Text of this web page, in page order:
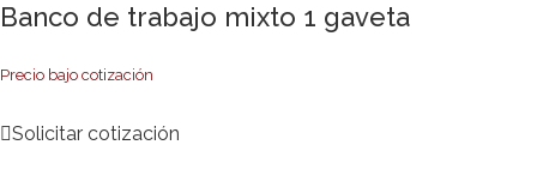
Banco de trabajo mixto 1 gaveta
Precio bajo cotización
Solicitar cotización